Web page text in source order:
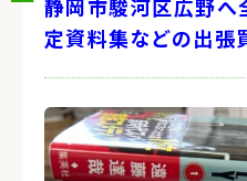
静岡市駿河区広野へ
定資料集などの出張